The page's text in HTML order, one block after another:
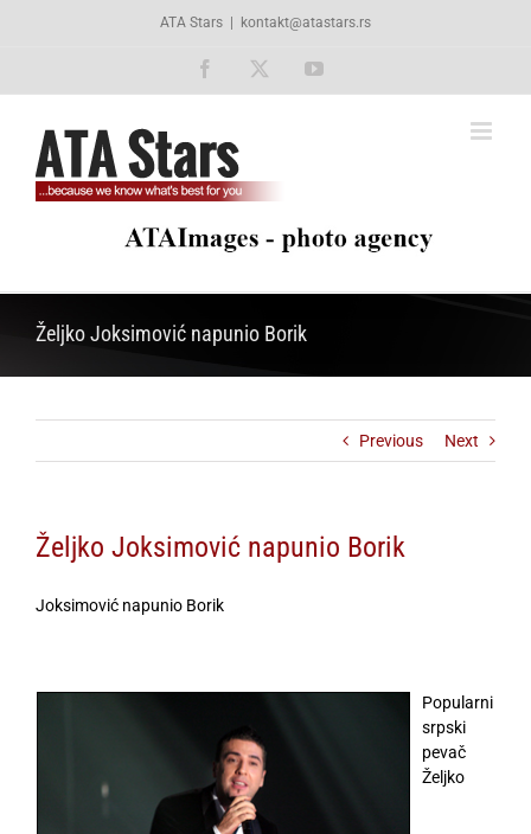
ATA Stars kontakt@atastars.rs
Facebook YouTube
Željko Joksimović napunio Borik
Previous Next
Željko Joksimović napunio Borik
Joksimović napunio Borik
Popularni
srpski
pevač
Željko